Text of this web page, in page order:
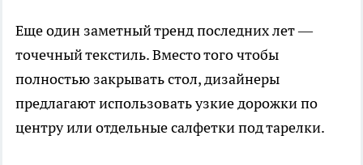
Еще один заметный тренд последних лет —
точечный текстиль. Вместо того чтобы
полностью закрывать стол, дизайнеры
предлагают использовать узкие дорожки по
центру или отдельные салфетки под тарелки.